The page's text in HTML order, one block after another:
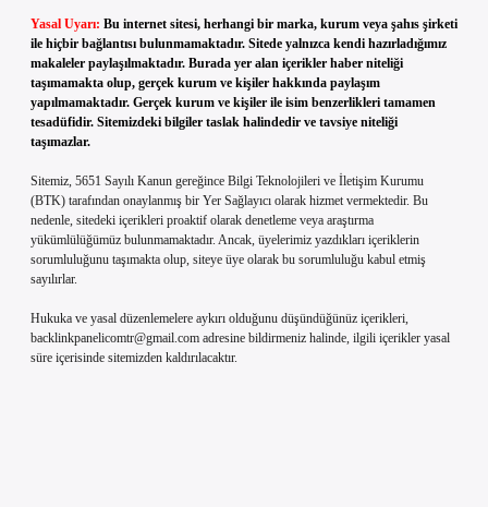
Yasal Uyarı: Bu internet sitesi, herhangi bir marka, kurum veya şahıs şirketi
ile hiçbir bağlantısı bulunmamaktadır. Sitede yalnızca kendi hazırladığımız
makaleler paylaşılmaktadır. Burada yer alan içerikler haber niteliği
taşımamakta olup, gerçek kurum ve kişiler hakkında paylaşım
yapılmamaktadır. Gerçek kurum ve kişiler ile isim benzerlikleri tamamen
tesadüfidir. Sitemizdeki bilgiler taslak halindedir ve tavsiye niteliği
taşımazlar.
Sitemiz, 5651 Sayılı Kanun gereğince Bilgi Teknolojileri ve İletişim Kurumu
(BTK) tarafından onaylanmış bir Yer Sağlayıcı olarak hizmet vermektedir. Bu
nedenle, sitedeki içerikleri proaktif olarak denetleme veya araştırma
yükümlülüğümüz bulunmamaktadır. Ancak, üyelerimiz yazdıkları içeriklerin
sorumluluğunu taşımakta olup, siteye üye olarak bu sorumluluğu kabul etmiş
sayılırlar.
Hukuka ve yasal düzenlemelere aykırı olduğunu düşündüğünüz içerikleri,
backlinkpanelicomtr@gmail.com adresine bildirmeniz halinde, ilgili içerikler yasal
süre içerisinde sitemizden kaldırılacaktır.